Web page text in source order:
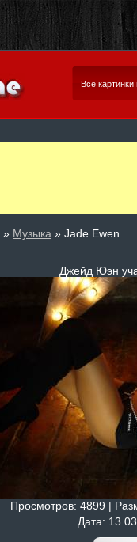
Все картинки
» Музыка » Jade Ewen
Джейд Юэн
Просмотров: 4899 |
Дата: